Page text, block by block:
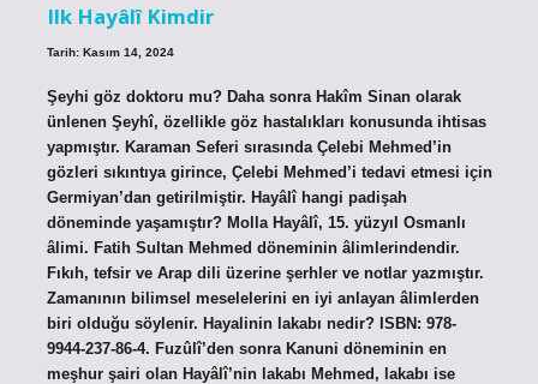
Ilk Hayâlî Kimdir
Tarih: Kasım 14, 2024
Şeyhi göz doktoru mu? Daha sonra Hakîm Sinan olarak
ünlenen Şeyhî, özellikle göz hastalıkları konusunda ihtisas
yapmıştır. Karaman Seferi sırasında Çelebi Mehmed’in
gözleri sıkıntıya girince, Çelebi Mehmed’i tedavi etmesi için
Germiyan’dan getirilmiştir. Hayâlî hangi padişah
döneminde yaşamıştır? Molla Hayâlî, 15. yüzyıl Osmanlı
âlimi. Fatih Sultan Mehmed döneminin âlimlerindendir.
Fıkıh, tefsir ve Arap dili üzerine şerhler ve notlar yazmıştır.
Zamanının bilimsel meselelerini en iyi anlayan âlimlerden
biri olduğu söylenir. Hayalinin lakabı nedir? ISBN: 978-
9944-237-86-4. Fuzûlî’den sonra Kanuni döneminin en
meşhur şairi olan Hayâlî’nin lakabı Mehmed, lakabı ise